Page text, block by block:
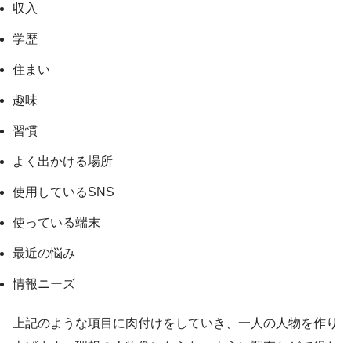
収入
学歴
住まい
趣味
習慣
よく出かける場所
使用しているSNS
使っている端末
最近の悩み
情報ニーズ
上記のような項目に肉付けをしていき、一人の人物を作り